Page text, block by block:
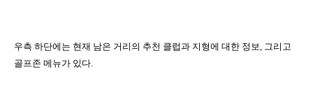
우측 하단에는 현재 남은 거리의 추천 클럽과 지형에 대한 정보, 그리고
골프존 메뉴가 있다.